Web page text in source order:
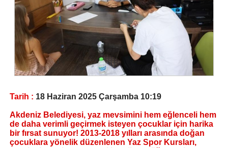
Tarih : 18 Haziran 2025 Çarşamba 10:19
Akdeniz Belediyesi, yaz mevsimini hem eğlenceli hem
de daha verimli geçirmek isteyen çocuklar için harika
bir fırsat sunuyor! 2013-2018 yılları arasında doğan
çocuklara yönelik düzenlenen Yaz Spor Kursları,